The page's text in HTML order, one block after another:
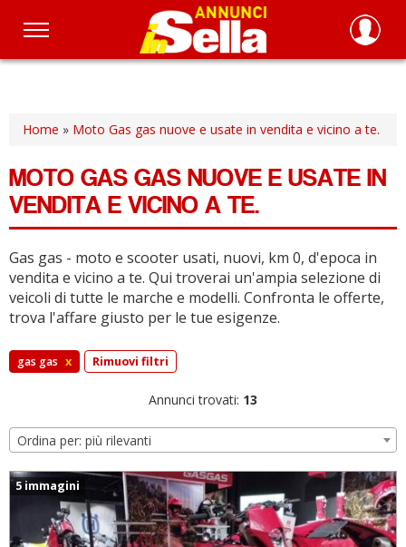
Salta
principale
Home » Moto Gas gas nuove e usate in vendita e vicino a te.
MOTO GAS GAS NUOVE E USATE IN
VENDITA E VICINO A TE.
Gas gas - moto e scooter usati, nuovi, km 0, d'epoca in
vendita e vicino a te. Qui troverai un'ampia selezione di
veicoli di tutte le marche e modelli. Confronta le offerte,
trova l'affare giusto per le tue esigenze.
gas gas x Rimuovi filtri
Annunci trovati: 13
Ordina per: più rilevanti
5 immagini